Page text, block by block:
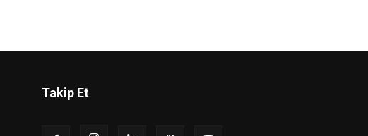
Takip Et